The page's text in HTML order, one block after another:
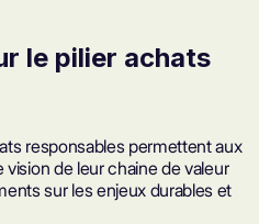
le pilier achats
responsablespermettent aux
vision de leur chaine de valeur
sur les enjeux durables et